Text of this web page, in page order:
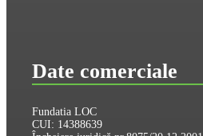
Date comerciale
Fundatia LOC
CUI: 14388639